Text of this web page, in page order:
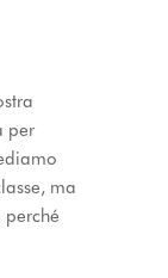
per
ma